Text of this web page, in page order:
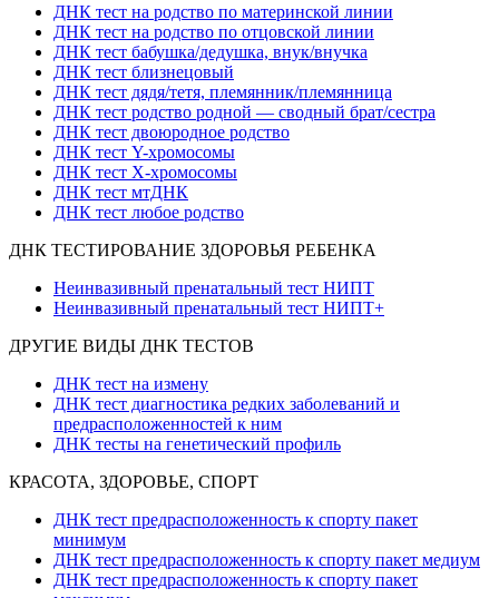
ДНК тест на родство по материнской линии
ДНК тест на родство по отцовской линии
ДНК тест бабушка/дедушка, внук/внучка
ДНК тест близнецовый
ДНК тест дядя/тетя, племянник/племянница
ДНК тест родство родной — сводный брат/сестра
ДНК тест двоюродное родство
ДНК тест Y-хромосомы
ДНК тест X-хромосомы
ДНК тест мтДНК
ДНК тест любое родство
ДНК ТЕСТИРОВАНИЕ ЗДОРОВЬЯ РЕБЕНКА
Неинвазивный пренатальный тест НИПТ
Неинвазивный пренатальный тест НИПТ+
ДРУГИЕ ВИДЫ ДНК ТЕСТОВ
ДНК тест на измену
ДНК тест диагностика редких заболеваний и
предрасположенностей к ним
ДНК тесты на генетический профиль
КРАСОТА, ЗДОРОВЬЕ, СПОРТ
ДНК тест предрасположенность к спорту пакет
минимум
ДНК тест предрасположенность к спорту пакет медиум
ДНК тест предрасположенность к спорту пакет